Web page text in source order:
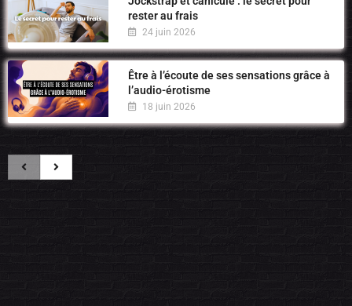
rester au frais
24 juin 2026
Être à l’écoute de ses sensations grâce à
l’audio-érotisme
18 juin 2026